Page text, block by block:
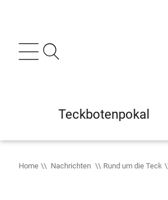
Teckbotenpokal
Home Nachrichten Rund um die Teck